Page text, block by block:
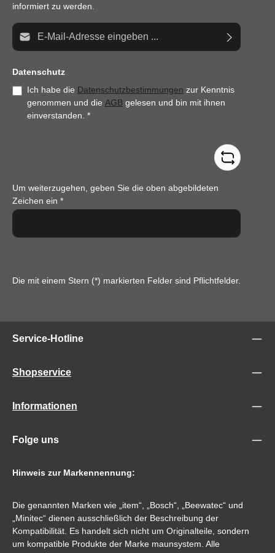
informiert zu werden.
E-Mail-Adresse*
Datenschutz
Ich habe die Datenschutzbestimmungen zur Kenntnis
genommen und die AGB gelesen und bin mit ihnen
einverstanden. *
Um weiterzugehen, geben Sie die oben abgebildeten
Zeichen ein *
Die mit einem Stern (*) markierten Felder sind Pflichtfelder.
Service-Hotline
Shopservice
Informationen
Folge uns
Hinweis zur Markennennung:
Die genannten Marken wie „item“, „Bosch“, „Beewatec“ und
„Minitec“ dienen ausschließlich der Beschreibung der
Kompatibilität. Es handelt sich nicht um Originalteile, sondern
um kompatible Produkte der Marke maunsystem. Alle